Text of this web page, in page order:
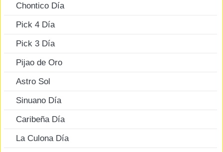
Chontico Día
Pick 4 Día
Pick 3 Día
Pijao de Oro
Astro Sol
Sinuano Día
Caribeña Día
La Culona Día